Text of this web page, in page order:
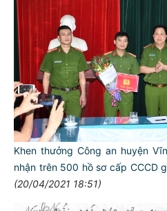
Khen thưởng Công an huyện
nhận trên 500 hồ sơ cấp CCCD
(20/04/2021 18:51)